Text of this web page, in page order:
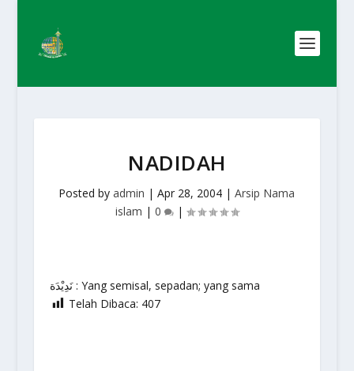
NADIDAH
Posted byadmin |Apr 28, 2004 |Arsip Nama
islam | 0 |
نَدِيْدَة : Yang semisal, sepadan; yang sama
Telah Dibaca: 407